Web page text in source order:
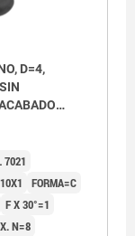
D=4,
7021
FORMA=C
F X 30°=1
N=8